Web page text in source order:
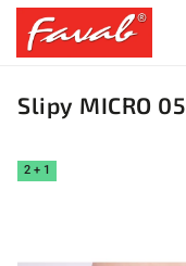
Slipy MICRO 05
2 + 1